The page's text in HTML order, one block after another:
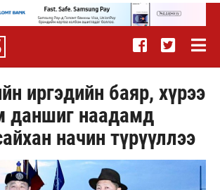
иргэдийн баяр, хүрээ
даншиг наадамд
начин түрүүллээ